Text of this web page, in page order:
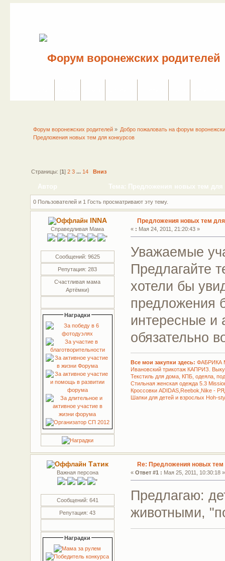
Форум воронежских родителей» Добро пожаловать на форум
Предложения новых тем для конкурсов
Страницы: [1 ] 2 3 ... 14 Вниз
Автор Тема: Предложения новых тем для
0 Пользователей и 1 Гость просматривают эту тему.
INNA
Справедливая Мама
Сообщений: 9625
Репутация: 283
Счастливая мама
Артёмки)
Наградки
Предложения новых тем для
« : Мая 24, 2011, 21:20:43 »
Уважаемые
Предлагайте
хотели бы
предложения
интересные и
обязательно
Все мои закупки здесь: ФАБРИКА
Ивановский трикотаж КАПРИЗ.
Текстиль для дома, КПБ, одеяла,
Стильная женская одежда 5.3
Кроссовки ADIDAS,Reebok,Nike -
Шапки для детей и взрослых Hoh-
Татик
Важная персона
Сообщений: 641
Репутация: 43
Наградки
Re: Предложения новых тем
«Ответ #1 : Мая 25, 2011, 10:30:18 »
Предлагаю:
животными,